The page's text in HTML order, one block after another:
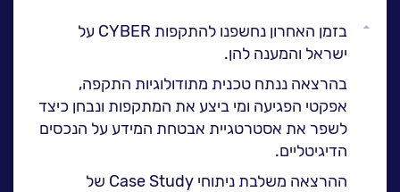
לעבוד בנס
אירועים וכנסים
פודקאסט
נס בכותרות
וובינרים מומלצים
דברו איתנו
גלול
למעלה
בזמן האחרון נחשפנו להתקפות CYBER על
ישראל והמענה להן.
בהרצאה ננתח טכנית מתודולוגיות התקפה,
אפקטי הפגיעה ומי ביצע את המתקפות ונבחן כיצד
לשפר את אסטרטגיית אבטחת המידע על הנכסים
הדיגיטליים.
ההרצאה משלבת ניתוחי Case Study של